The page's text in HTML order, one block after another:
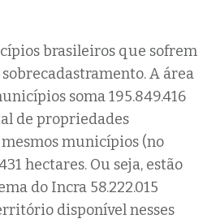
brasileiros que sofrem
A área
soma 195.849.416
de propriedades
mesmos municípios (no
hectares. Ou seja, estão
do Incra 58.222.015
disponível nesses